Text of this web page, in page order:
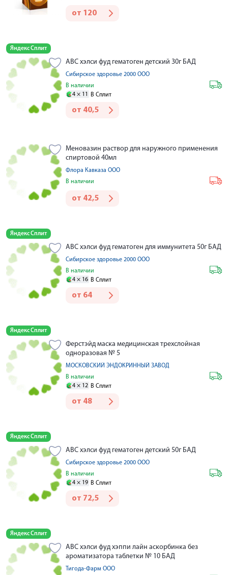
от 120
Яндекс Сплит
АВС хэлси фуд гематоген детский 30г БАД
Сибирское здоровье 2000 ООО
В наличии
4 × 11 В Сплит
от 40,5
Меновазин раствор для наружного применения
спиртовой 40мл
Флора Кавказа ООО
В наличии
от 42,5
Яндекс Сплит
АВС хэлси фуд гематоген для иммунитета 50г БАД
Сибирское здоровье 2000 ООО
В наличии
4 × 16 В Сплит
от 64
Яндекс Сплит
Ферстэйд маска медицинская трехслойная
одноразовая № 5
МОСКОВСКИЙ ЭНДОКРИННЫЙ ЗАВОД
В наличии
4 × 12 В Сплит
от 48
Яндекс Сплит
АВС хэлси фуд гематоген детский 50г БАД
Сибирское здоровье 2000 ООО
В наличии
4 × 19 В Сплит
от 72,5
Яндекс Сплит
АВС хэлси фуд хэппи лайн аскорбинка без
ароматизатора таблетки № 10 БАД
Тигода-Фарм ООО